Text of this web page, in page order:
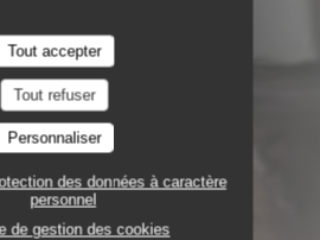
Tout accepter
Tout refuser
Personnaliser
des données à caractère
personnel
de gestion des cookies